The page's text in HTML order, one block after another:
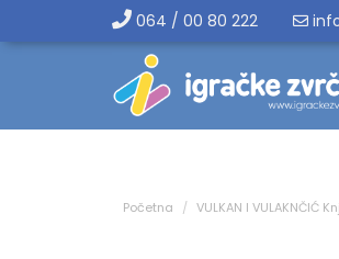
064 / 00 80 222
Početna VULKAN I VULAKNČIĆ